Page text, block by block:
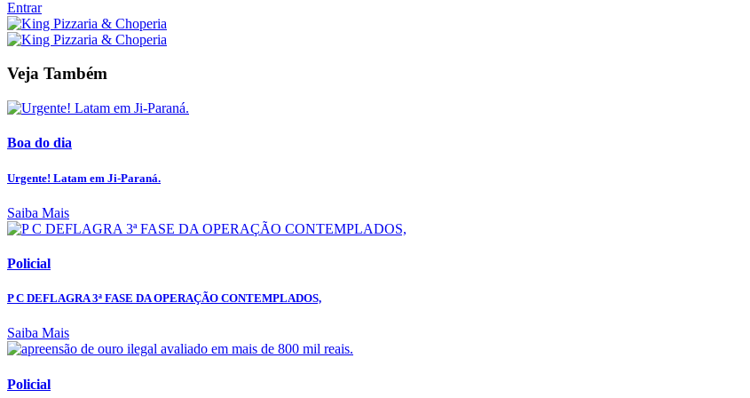
Entrar
Veja Também
Boa do dia
Urgente! Latam em Ji-Paraná.
Saiba Mais
Policial
P C DEFLAGRA 3ª FASE DA OPERAÇÃO CONTEMPLADOS,
Saiba Mais
Policial